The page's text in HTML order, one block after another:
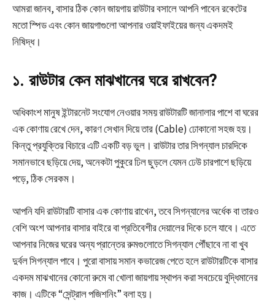
আমরা জানব, বাসার ঠিক কোন জায়গায় রাউটার বসালে আপনি পাবেন রকেটের
মতো স্পিড এবং কোন জায়গাগুলো আপনার ওয়াইফাইয়ের জন্য একদমই
নিষিদ্ধ।
১. রাউটার কেন মাঝখানের ঘরে রাখবেন?
অধিকাংশ মানুষ ইন্টারনেট সংযোগ নেওয়ার সময় রাউটারটি জানালার পাশে বা ঘরের
এক কোণায় রেখে দেন, কারণ সেখান দিয়ে তার (Cable) ঢোকানো সহজ হয়।
কিন্তু প্রযুক্তির বিচারে এটি একটি বড় ভুল। রাউটার তার সিগন্যাল চারদিকে
সমানভাবে ছড়িয়ে দেয়, অনেকটা পুকুরে ঢিল ছুড়লে যেমন ঢেউ চারপাশে ছড়িয়ে
পড়ে, ঠিক সেরকম।
আপনি যদি রাউটারটি বাসার এক কোণায় রাখেন, তবে সিগন্যালের অর্ধেক বা তারও
বেশি অংশ আপনার বাসার বাইরে বা প্রতিবেশীর দেয়ালের দিকে চলে যাবে। এতে
আপনার নিজের ঘরের অন্য প্রান্তের রুমগুলোতে সিগন্যাল পৌঁছাবে না বা খুব
দুর্বল সিগন্যাল পাবে। পুরো বাসায় সমান কভারেজ পেতে হলে রাউটারটিকে বাসার
একদম মাঝখানের কোনো রুমে বা খোলা জায়গায় স্থাপন করা সবচেয়ে বুদ্ধিমানের
কাজ। এটিকে “সেন্ট্রাল পজিশনিং” বলা হয়।